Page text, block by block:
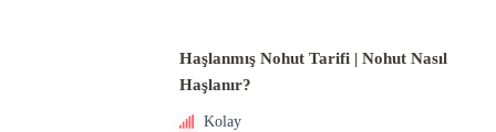
Haşlanmış Nohut Tarifi | Nohut Nasıl
Haşlanır?
Kolay